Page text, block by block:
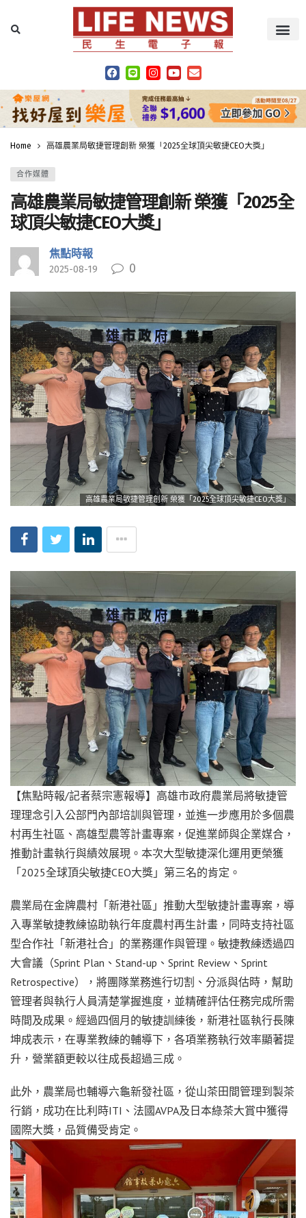
Home 高雄農業局敏捷管理創新 榮獲「2025全球頂尖敏捷CEO大獎」
合作媒體
高雄農業局敏捷管理創新 榮獲「2025全
球頂尖敏捷CEO大獎」
焦點時報
2025-08-19 0
高雄農業局敏捷管理創新 榮獲「2025全球頂尖敏捷CEO大獎」
【焦點時報/記者蔡宗憲報導】高雄市政府農業局將敏捷管
理理念引入公部門內部培訓與管理，並進一步應用於多個農
村再生社區、高雄型農等計畫專案，促進業師與企業媒合，
推動計畫執行與績效展現。本次大型敏捷深化運用更榮獲
「2025全球頂尖敏捷CEO大獎」第三名的肯定。
農業局在金牌農村「新港社區」推動大型敏捷計畫專案，導
入專業敏捷教練協助執行年度農村再生計畫，同時支持社區
型合作社「新港社合」的業務運作與管理。敏捷教練透過四
大會議（Sprint Plan、Stand-up、Sprint Review、Sprint
Retrospective），將團隊業務進行切割、分派與估時，幫助
管理者與執行人員清楚掌握進度，並精確評估任務完成所需
時間及成果。經過四個月的敏捷訓練後，新港社區執行長陳
坤成表示，在專業教練的輔導下，各項業務執行效率顯著提
升，營業額更較以往成長超過三成。
此外，農業局也輔導六龜新發社區，從山茶田間管理到製茶
行銷，成功在比利時ITI、法國AVPA及日本綠茶大賞中獲得
國際大獎，品質備受肯定。